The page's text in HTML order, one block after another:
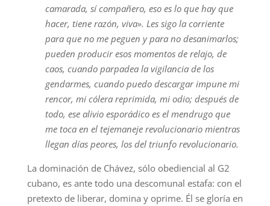
camarada, sí compañero, eso es lo que hay que
hacer, tiene razón, viva». Les sigo la corriente
para que no me peguen y para no desanimarlos;
pueden producir esos momentos de relajo, de
caos, cuando parpadea la vigilancia de los
gendarmes, cuando puedo descargar impune mi
rencor, mi cólera reprimida, mi odio; después de
todo, ese alivio esporádico es el mendrugo que
me toca en el tejemaneje revolucionario mientras
llegan días peores, los del triunfo revolucionario.
La dominación de Chávez, sólo obediencial al G2
cubano, es ante todo una descomunal estafa: con el
pretexto de liberar, domina y oprime. Él se gloría en